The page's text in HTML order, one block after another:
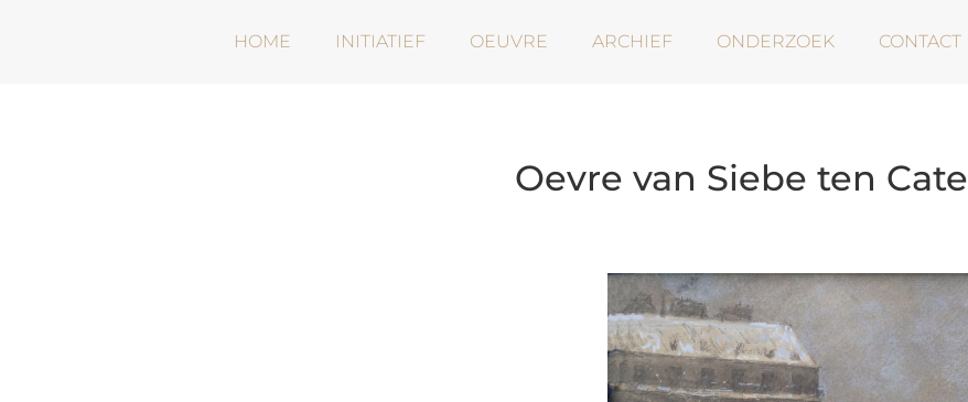
HOME INITIATIEF OEUVRE ARCHIEF ONDERZOEK CONTACT
Oevre van Siebe ten Cate